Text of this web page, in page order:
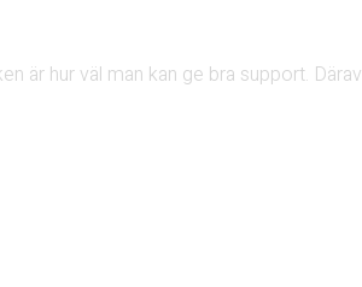
är hur väl man kan ge bra support. Därav